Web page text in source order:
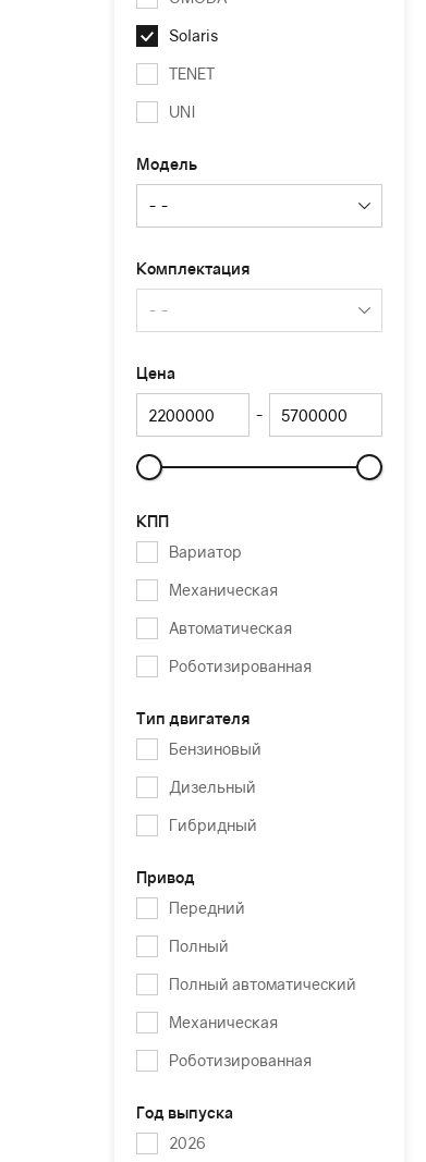
Solaris
TENET
UNI
Модель
Комплектация
Цена
-
КПП
Вариатор
Механическая
Автоматическая
Роботизированная
Тип двигателя
Бензиновый
Дизельный
Гибридный
Привод
Передний
Полный
Полный автоматический
Механическая
Роботизированная
Год выпуска
2026